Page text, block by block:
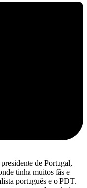
de Portugal,
tinha muitos fãs e
português e o PDT.